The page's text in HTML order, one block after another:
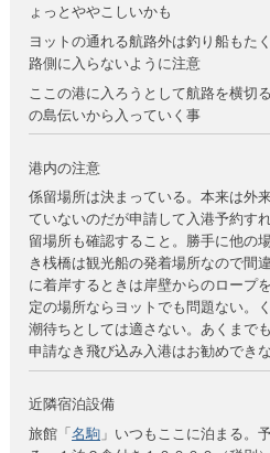
ょっとややこしいかも
ヨットの通れる航路外は釣り船もた
路側に入らないように注意
ここの港に入ろうとして航路を横切
の島伝いから入っていく事
港内の注意
係留場所は決まっている。本来は外
ていないのだが申請して入港予約す
留場所も確認すること。勝手に他の
き桟橋は観光船の発着場所なので間
に着岸するときは岸壁からのロープ
定の場所ならヨットでも問題ない。
潮待ちとしては適さない。あくまで
申請なき飛び込み入港はお勧めできな
近隣宿泊設備
旅館「名駒 」いつもここに泊まる。